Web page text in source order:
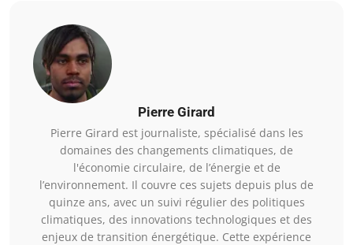
Pierre Girard
Pierre Girard est journaliste, spécialisé dans les
domaines des changements climatiques, de
l'économie circulaire, de l’énergie et de
l’environnement. Il couvre ces sujets depuis plus de
quinze ans, avec un suivi régulier des politiques
climatiques, des innovations technologiques et des
enjeux de transition énergétique. Cette expérience